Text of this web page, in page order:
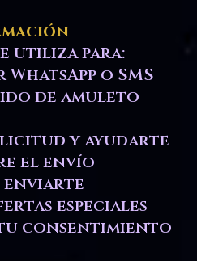
utiliza para:
o SMS
de amuleto
y ayudarte
el envío
enviarte
especiales
consentimiento